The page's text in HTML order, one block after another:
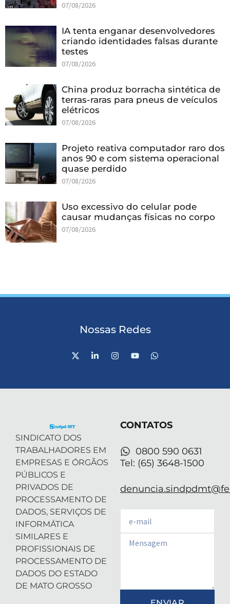
07/08/2026
IA tenta enganar desenvolvedores
criando identidades falsas durante
testes
07/08/2026
China produz borracha sintética de
terras-raras para pneus de veículos
elétricos
07/08/2026
Projeto reativa computador raro dos
anos 90 e com sistema operacional
quase perdido
07/08/2026
Uso excessivo do celular pode
causar mudanças físicas no corpo
07/08/2026
Nossas Redes
X
-
L
i
I
n
Y
o
W
h
SINDICATO DOS
TRABALHADORES EM
EMPRESAS E ÓRGÃOS
PÚBLICOS E
PRIVADOS DE
PROCESSAMENTO DE
DADOS, SERVIÇOS DE
INFORMÁTICA
SIMILARES E
PROFISSIONAIS DE
PROCESSAMENTO DE
DADOS DO ESTADO
DE MATO GROSSO
CONTATOS
0800 590 0631
Tel: (65) 3648-1500
Email